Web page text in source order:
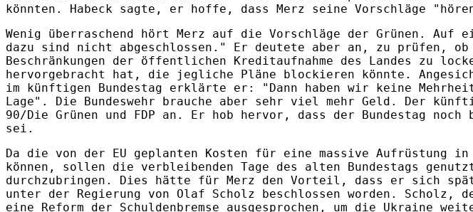
könnten. Habeck sagte, er hoffe, dass Merz seine Vorschläge
Wenig überraschend hört Merz auf die Vorschläge der Grünen. Auf
dazu sind nicht abgeschlossen." Er deutete aber an, zu prüfen,
Beschränkungen der öffentlichen Kreditaufnahme des Landes zu
hervorgebracht hat, die jegliche Pläne blockieren könnte. A
im künftigen Bundestag erklärte er: "Dann haben wir keine
Lage". Die Bundeswehr brauche aber sehr viel mehr Geld. Der
90/Die Grünen und FDP an. Er hob hervor, dass der Bundestag
sei.
Da die von der EU geplanten Kosten für eine massive Aufrüstung
können, sollen die verbleibenden Tage des alten Bundestags
durchzubringen. Dies hätte für Merz den Vorteil, dass er sich
unter der Regierung von Olaf Scholz beschlossen worden.
eine Reform der Schuldenbremse ausgesprochen, um die Ukraine